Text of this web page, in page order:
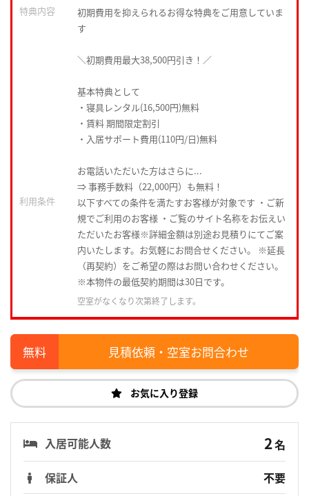
特典内容
初期費用を抑えられるお得な特典をご用意していま
す
＼初期費用最大38,500円引き！／
基本特典として
・寝具レンタル(16,500円)無料
・賃料 期間限定割引
・入居サポート費用(110円/日)無料
お電話いただいた方はさらに...
⇒ 事務手数料（22,000円）も無料！
利用条件
以下すべての条件を満たすお客様が対象です ・ご新
規でご利用のお客様 ・ご覧のサイト名称をお伝えい
ただいたお客様※詳細金額は別途お見積りにてご案
内いたします。お気軽にお問合せください。 ※延長
（再契約）をご希望の際はお問い合わせください。
※本物件の最低契約期間は30日です。
空室がなくなり次第終了します。
見積依頼・空室お問合わせ
お気に入り登録
入居可能人数 2名
保証人
不要